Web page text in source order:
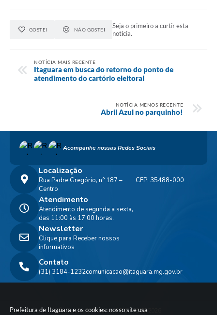
Prefeitura de Itaguara e os cookies: nosso site usa
GOSTEI NÃO GOSTEI
Seja o primeiro a curtir esta
notícia.
NOTÍCIA MAIS RECENTE
Itaguara em busca do retorno do ponto de
atendimento do cartório eleitoral
NOTÍCIA MENOS RECENTE
Abril Azul no parquinho!
Acompanhe nossas Redes Sociais
Localização
Rua Padre Gregório, n° 187 –
Centro
CEP: 35488-000
Contato
(31) 3184-1232comunicacao@itaguara.mg.gov.br
Atendimento
Atendimento de segunda a sexta,
das 11:00 às 17:00 horas.
Newsletter
Clique para Receber nossos
informativos
Versão do Sistema:3.5.3 - 19/06/2026